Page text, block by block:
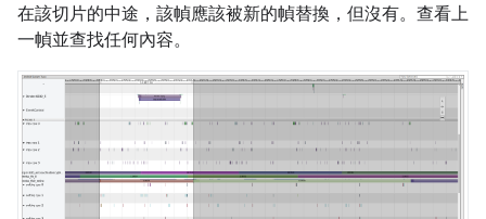
在該切片的中途，該幀應該被新的幀替換，但沒有。查看上
一幀並查找任何內容。